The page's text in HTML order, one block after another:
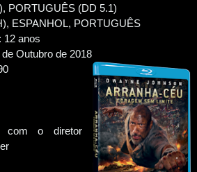
PORTUGUÊS (DD 5.1)
ESPANHOL, PORTUGUÊS
12 anos
Outubro de 2018
com o diretor